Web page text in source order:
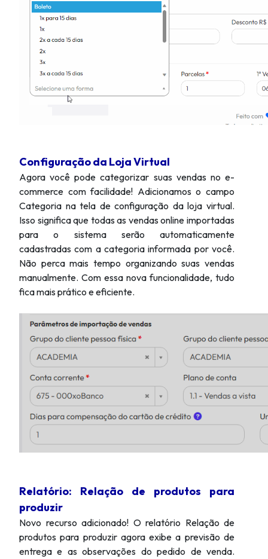
Configuração da Loja Virtual
Agora você pode categorizar suas vendas no e-
commerce com facilidade! Adicionamos o campo
Categoria na tela de configuração da loja virtual.
Isso significa que todas as vendas online importadas
para o sistema serão automaticamente
cadastradas com a categoria informada por você.
Não perca mais tempo organizando suas vendas
manualmente. Com essa nova funcionalidade, tudo
fica mais prático e eficiente.
Relatório: Relação de produtos para
produzir
Novo recurso adicionado! O relatório Relação de
produtos para produzir agora exibe a previsão de
entrega e as observações do pedido de venda.